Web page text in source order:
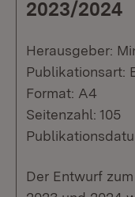
2023/2024
Herausgeber:
Publikationsart:
Format: A4
Seitenzahl: 105
Der Entwurf